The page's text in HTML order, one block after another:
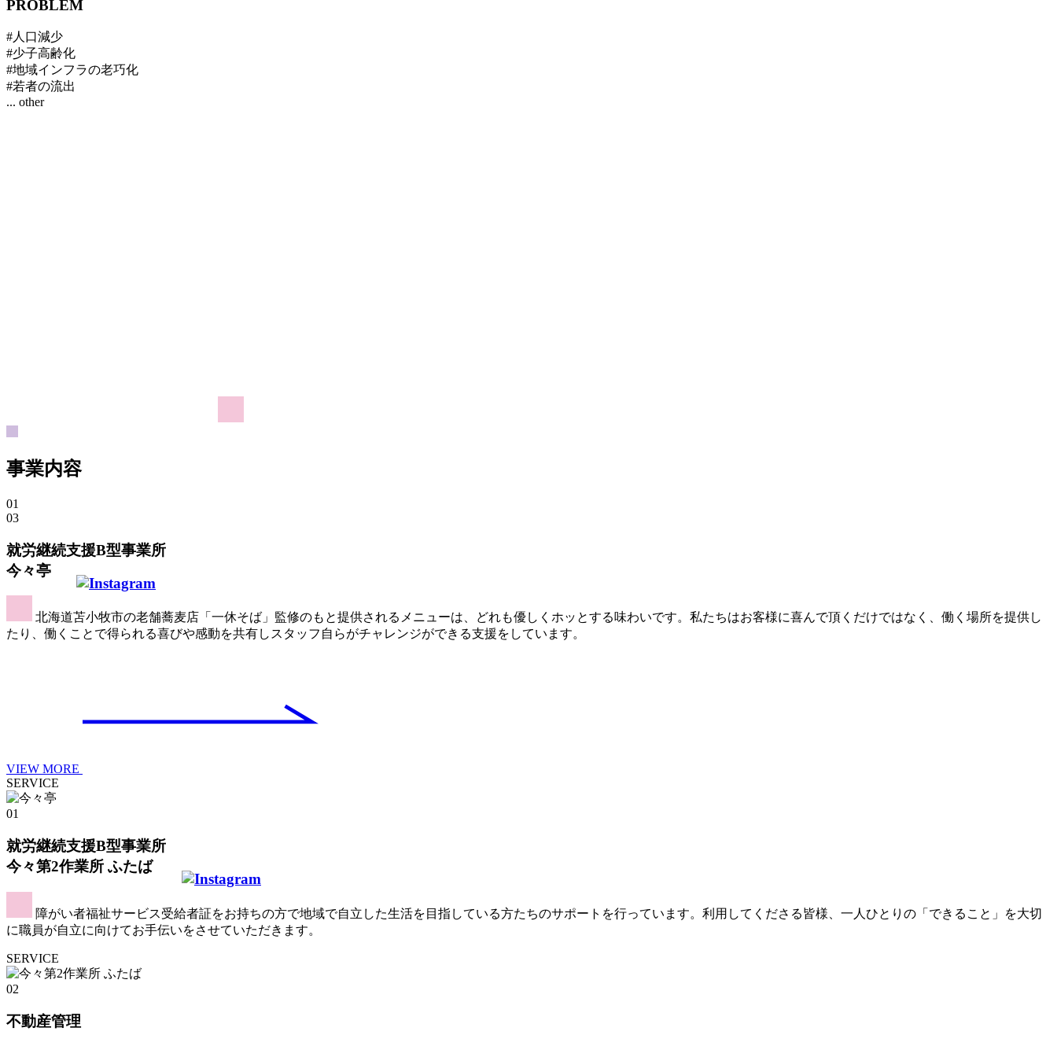
PROBLEM
#人口減少
#少子高齢化
#地域インフラの老巧化
#若者の流出
... other
事業内容
01
03
就労継続支援B型事業所
今々亭
北海道苫小牧市の老舗蕎麦店「一休そば」監修のもと提供されるメニューは、どれも優しくホッとする味わいです。私たちはお客様に喜んで頂くだけではなく、働く場所を提供し
たり、働くことで得られる喜びや感動を共有しスタッフ自らがチャレンジができる支援をしています。
VIEW MORE
SERVICE
01
就労継続支援B型事業所
今々第2作業所 ふたば
障がい者福祉サービス受給者証をお持ちの方で地域で自立した生活を目指している方たちのサポートを行っています。利用してくださる皆様、一人ひとりの「できること」を大切
に職員が自立に向けてお手伝いをさせていただきます。
SERVICE
02
不動産管理